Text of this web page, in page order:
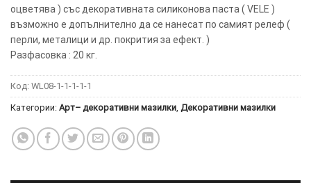
оцветява ) със декоративната силиконова паста ( VELE )
възможно е допълнително да се нанесат по самият релеф (
перли, металици и др. покрития за ефект. )
Разфасовка : 20 кг.
Код: WL08-1-1-1-1-1
Категории: Арт– декоративни мазилки Декоративни мазилки
УСЛУГИ ОПЦИИ
Google